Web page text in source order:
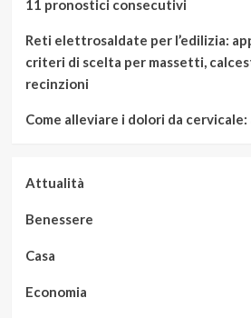
gastronomico
settembre
11 pronostici consecutivi
Reti elettrosaldate per l’edilizia:
criteri di scelta per massetti,
recinzioni
Come alleviare i dolori da
Attualità
Benessere
Casa
Economia